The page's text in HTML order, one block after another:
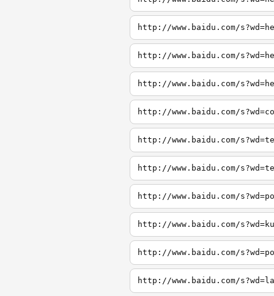
http://www.baidu.com/
http://www.baidu.com/
http://www.baidu.com/
http://www.baidu.com/
http://www.baidu.com/
http://www.baidu.com/
http://www.baidu.com/
http://www.baidu.com/
http://www.baidu.com/
http://www.baidu.com/